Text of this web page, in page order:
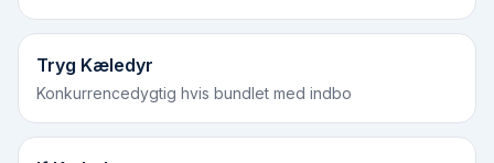
Tryg Kæledyr
Konkurrencedygtig hvis bundlet med indbo